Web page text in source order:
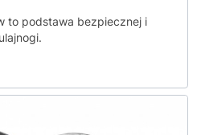
to podstawa bezpiecznej i